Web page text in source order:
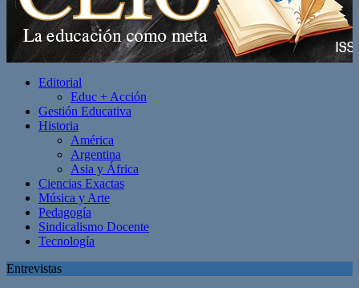
Editorial
Educ + Acción
Gestión Educativa
Historia
América
Argentina
Asia y África
Ciencias Exactas
Música y Arte
Pedagogía
Sindicalismo Docente
Tecnología
Entrevistas